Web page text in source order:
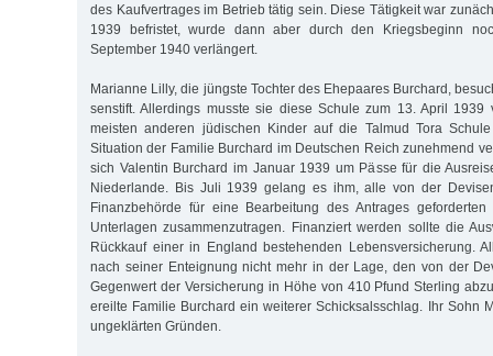
des Kauf­ver­trages im Betrieb tätig sein. Diese Tätigkeit war
1939 befristet, wurde dann aber durch den Kriegsbeginn
September 1940 verlängert.
Marianne Lilly, die jüngste Tochter des Ehepaares Burchard,
sen­stift. Allerdings musste sie diese Schule zum 13. April
meisten an­deren jüdischen Kinder auf die Talmud Tora
Situation der Familie Burchard im Deutschen Reich zunehmend
sich Valentin Burchard im Januar 1939 um Pässe für die
Niederlande. Bis Juli 1939 gelang es ihm, alle von der
Finanz­behörde für eine Bearbeitung des Antrages ge­forderten
Unter­lagen zusammenzutragen. Finanziert werden sollte die
Rückkauf einer in England bestehenden Le­bens­versicherung.
nach seiner Ent­eignung nicht mehr in der Lage, den von der
Gegenwert der Versicherung in Höhe von 410 Pfund Ster­ling
ereilte Familie Burchard ein weiterer Schicksalsschlag. Ihr Sohn
ungeklärten Gründen.